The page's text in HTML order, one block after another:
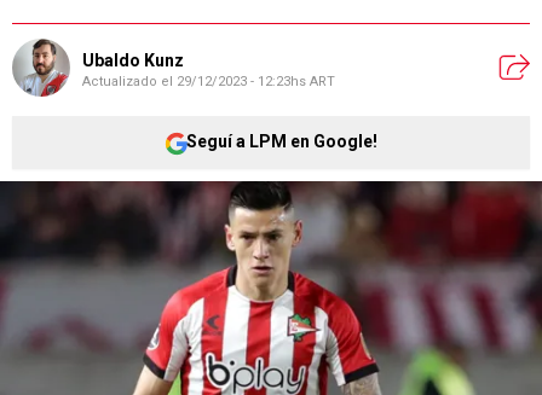
Ubaldo Kunz
Actualizado el 29/12/2023 - 12:23hs ART
Seguí a LPM en Google!